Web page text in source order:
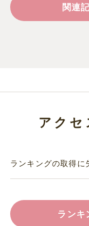
関連
アク
ランキングの取得に
ランキ